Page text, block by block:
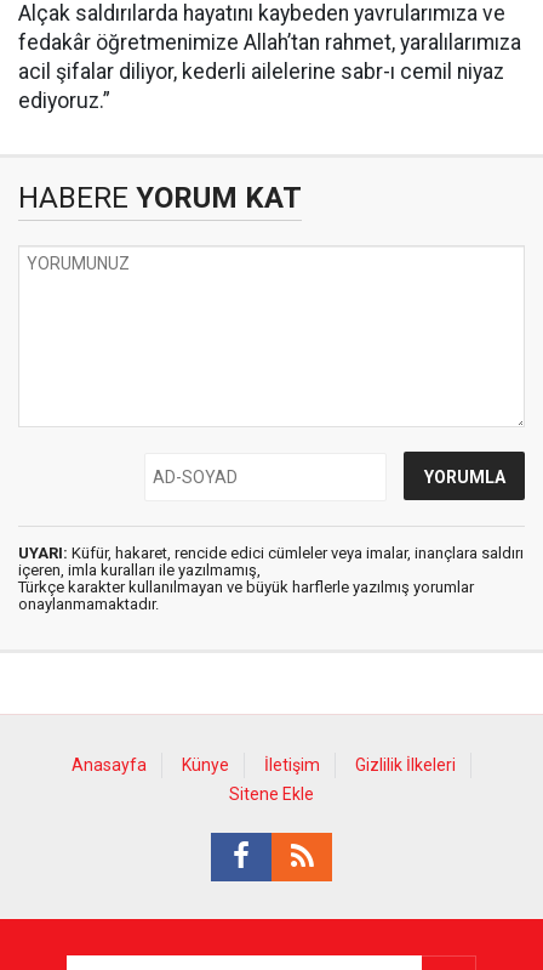
Alçak saldırılarda hayatını kaybeden yavrularımıza ve
fedakâr öğretmenimize Allah’tan rahmet, yaralılarımıza
acil şifalar diliyor, kederli ailelerine sabr-ı cemil niyaz
ediyoruz.”
HABERE YORUM KAT
UYARI: Küfür, hakaret, rencide edici cümleler veya imalar, inançlara saldırı
içeren, imla kuralları ile yazılmamış,
Türkçe karakter kullanılmayan ve büyük harflerle yazılmış yorumlar
onaylanmamaktadır.
Anasayfa Künye İletişim
Gizlilik İlkeleri
Sitene Ekle